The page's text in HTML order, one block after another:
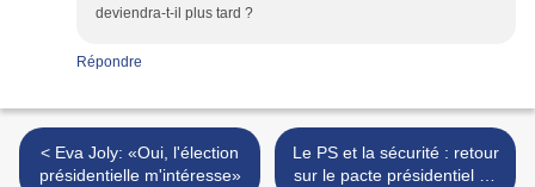
deviendra-t-il plus tard ?
Répondre
< Eva Joly: «Oui, l'élection
présidentielle m'intéresse»
Le PS et la sécurité : retour
sur le pacte présidentiel de